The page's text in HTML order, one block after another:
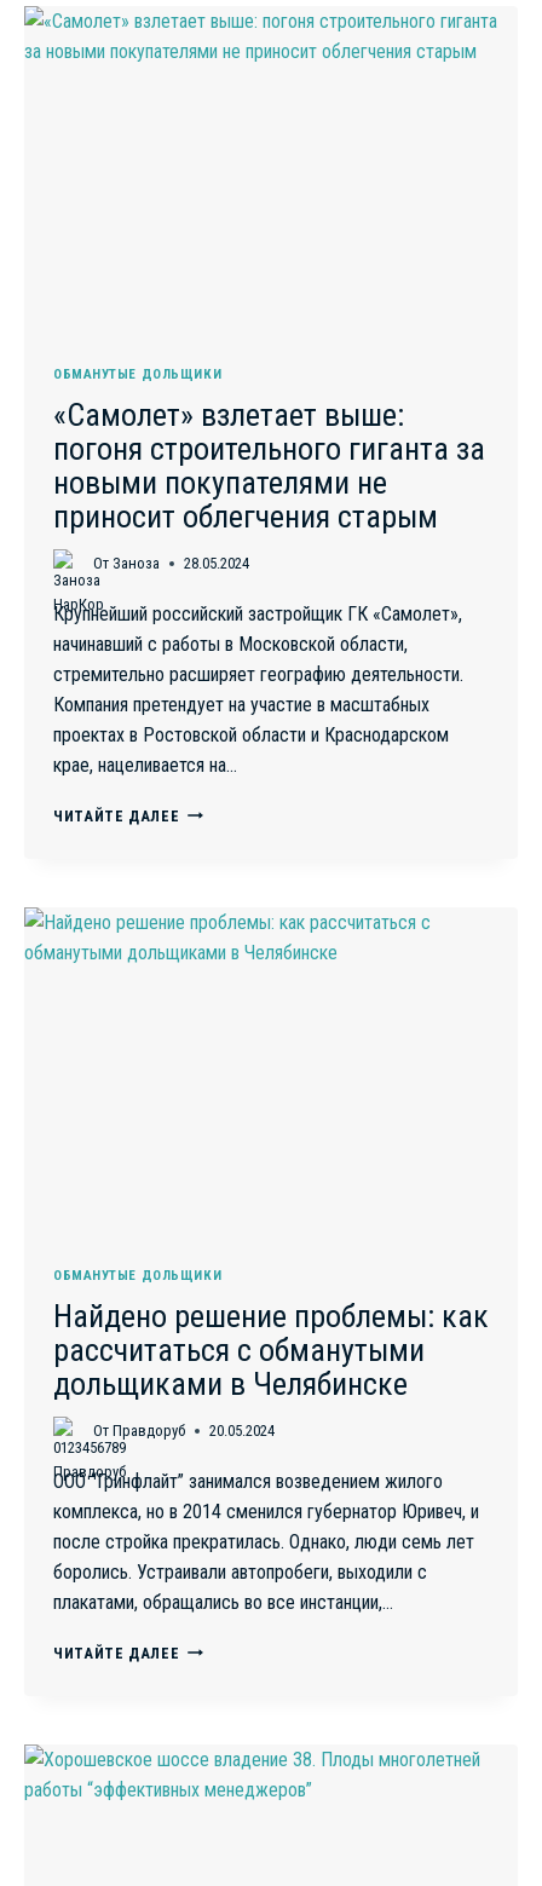
КОМПЕНСАЦИИ
ДЛЯ
ОБМАНУТЫЕ ДОЛЬЩИКИ
«Самолет» взлетает выше:
погоня строительного гиганта за
новыми покупателями не
приносит облегчения старым
От Заноза 28.05.2024
Крупнейший российский застройщик ГК «Самолет»,
начинавший с работы в Московской области,
стремительно расширяет географию деятельности.
Компания претендует на участие в масштабных
проектах в Ростовской области и Краснодарском
крае, нацеливается на…
ЧИТАЙТЕ ДАЛЕЕ «САМОЛЕТ»
ГИГАНТА
ЗА
ОБМАНУТЫЕ ДОЛЬЩИКИ
Найдено решение проблемы: как
рассчитаться с обманутыми
дольщиками в Челябинске
От Правдоруб 20.05.2024
ООО “Гринфлайт” занимался возведением жилого
комплекса, но в 2014 сменился губернатор Юривеч, и
после стройка прекратилась. Однако, люди семь лет
боролись. Устраивали автопробеги, выходили с
плакатами, обращались во все инстанции,…
ЧИТАЙТЕ ДАЛЕЕ НАЙДЕНО
С
ОБМАНУТЫМИ